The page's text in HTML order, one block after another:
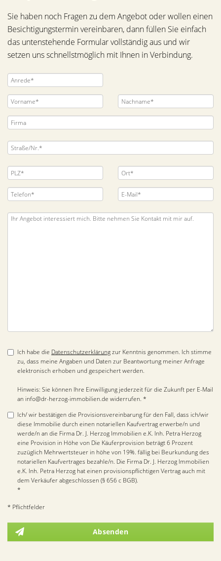
Sie haben noch Fragen zu dem Angebot oder wollen einen
Besichtigungstermin vereinbaren, dann füllen Sie einfach
das untenstehende Formular vollständig aus und wir
setzen uns schnellstmöglich mit Ihnen in Verbindung.
Ich habe die Datenschutzerklärungzur Kenntnis genommen. Ich stimme
zu, dass meine Angaben und Daten zur Beantwortung meiner Anfrage
elektronisch erhoben und gespeichert werden.
Hinweis: Sie können Ihre Einwilligung jederzeit für die Zukunft per E-Mail
an info@dr-herzog-immobilien.de widerrufen. *
Ich/ wir bestätigen die Provisionsvereinbarung für den Fall, dass ich/wir
diese Immobilie durch einen notariellen Kaufvertrag erwerbe/n und
werde/n an die Firma Dr. J. Herzog Immobilien e.K. Inh. Petra Herzog
eine Provision in Höhe von Die Käuferprovision beträgt 6 Prozent
zuzüglich Mehrwertsteuer in höhe von 19%. fällig bei Beurkundung des
notariellen Kaufvertrages bezahle/n. Die Firma Dr. J. Herzog Immobilien
e.K. Inh. Petra Herzog hat einen provisionspflichtigen Vertrag auch mit
dem Verkäufer abgeschlossen (§ 656 c BGB).
*
* Pflichtfelder
Absenden